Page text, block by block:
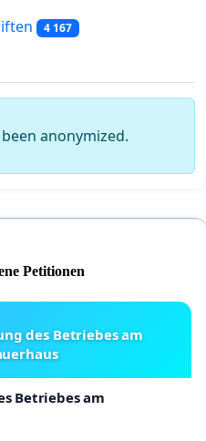
4 167
anonymized.
Petitionen
des Betriebes am
Betriebes am